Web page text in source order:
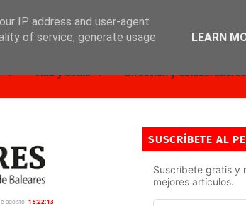
Vida y estilo Dirección y Colaboradores
agosto 15:22:14
SUSCRÍBETE AL
Suscríbete gratis y
mejores artículos.
IP address and user-agent
of service, generate usage
LEARN